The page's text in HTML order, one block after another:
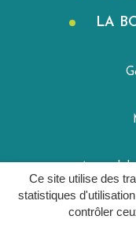
Ce site utilise des
statistiques
contrôler
LA